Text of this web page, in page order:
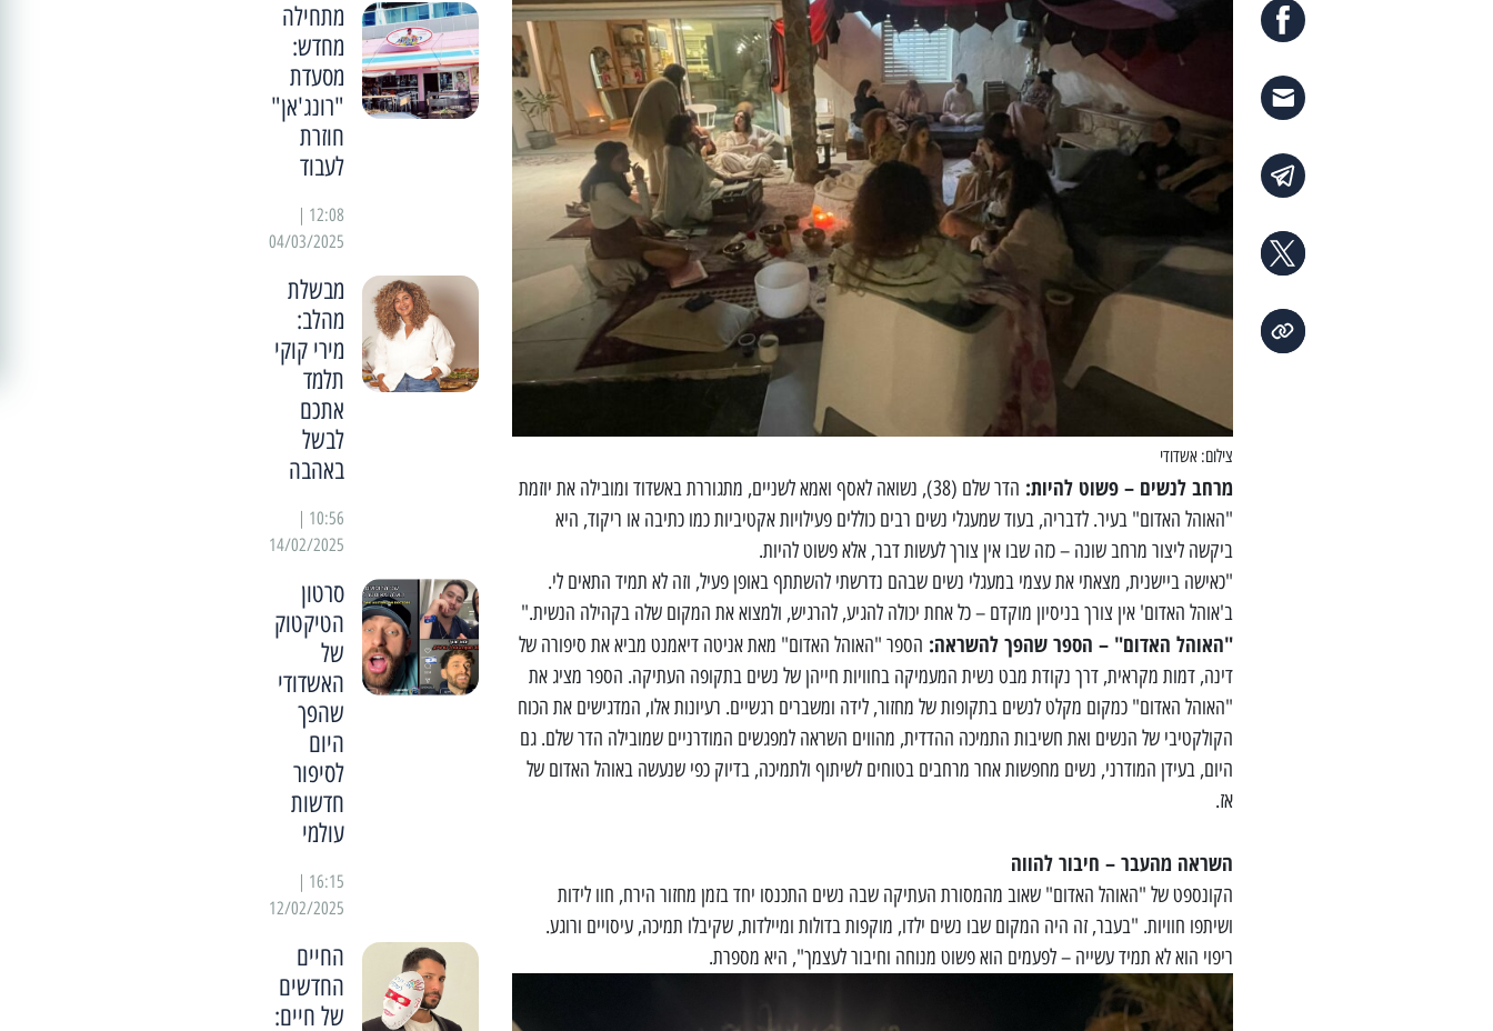
צילום: אשדודי
מרחב לנשים – פשוט להיות:
הדר שלם (38), נשואה לאסף ואמא לשניים, מתגוררת באשדוד ומובילה את יוזמת
"האוהל האדום" בעיר. לדבריה, בעוד שמעגלי נשים רבים כוללים פעילויות אקטיביות כמו כתיבה או ריקוד, היא
ביקשה ליצור מרחב שונה – כזה שבו אין צורך לעשות דבר, אלא פשוט להיות.
"כאישה ביישנית, מצאתי את עצמי במעגלי נשים שבהם נדרשתי להשתתף באופן פעיל, וזה לא תמיד התאים לי.
ב'אוהל האדום' אין צורך בניסיון מוקדם – כל אחת יכולה להגיע, להרגיש, ולמצוא את המקום שלה בקהילה הנשית."
"האוהל האדום" – הספר שהפך להשראה: הספר "האוהל האדום" מאת אניטה דיאמנט מביא את סיפורה של
דינה, דמות מקראית, דרך נקודת מבט נשית המעמיקה בחוויות חייהן של נשים בתקופה העתיקה. הספר מציג את
"האוהל האדום" כמקום מקלט לנשים בתקופות של מחזור, לידה ומשברים רגשיים. רעיונות אלו, המדגישים את הכוח
הקולקטיבי של הנשים ואת חשיבות התמיכה ההדדית, מהווים השראה למפגשים המודרניים שמובילה הדר שלם. גם
היום, בעידן המודרני, נשים מחפשות אחר מרחבים בטוחים לשיתוף ולתמיכה, בדיוק כפי שנעשה באוהל האדום של
אז.
השראה מהעבר – חיבור להווה
הקונספט של "האוהל האדום" שאוב מהמסורת העתיקה שבה נשים התכנסו יחד בזמן מחזור הירח, חוו לידות
ושיתפו חוויות. "בעבר, זה היה המקום שבו נשים ילדו, מוקפות בדולות ומיילדות, שקיבלו תמיכה, עיסויים ורוגע.
ריפוי הוא לא תמיד עשייה – לפעמים הוא פשוט מנוחה וחיבור לעצמך", היא מספרת.
מתחילה
מחדש:
מסעדת
"רונג'אן"
חוזרת
לעבוד
04/03/2025
מבשלת
מהלב:
מירי קוקי
תלמד
אתכם
לבשל
באהבה
14/02/2025
סרטון
הטיקטוק
של
האשדודי
שהפך
היום
לסיפור
חדשות
עולמי
12/02/2025
החיים
החדשים
של חיים: